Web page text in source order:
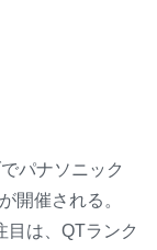
パナソニック
開催される。
目は、QTランク